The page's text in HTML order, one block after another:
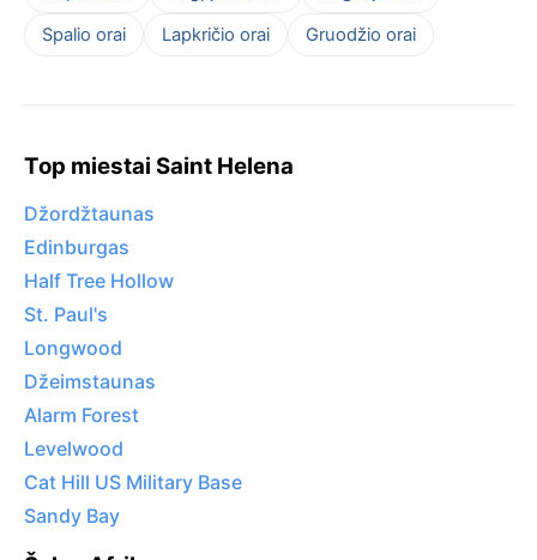
Spalio orai
Lapkričio orai Gruodžio orai
Top miestai Saint Helena
Džordžtaunas
Edinburgas
Half Tree Hollow
St. Paul's
Longwood
Džeimstaunas
Alarm Forest
Levelwood
Cat Hill US Military Base
Sandy Bay